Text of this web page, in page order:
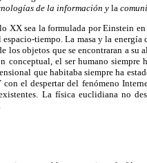
de la información yla
XX sea la formulada por Einstein
tiempo. La masa y la
objetos que se encontraran a su
conceptual, el ser humano siempre
que habitaba siempre ha
el despertar del fenómeno
La física euclidiana no